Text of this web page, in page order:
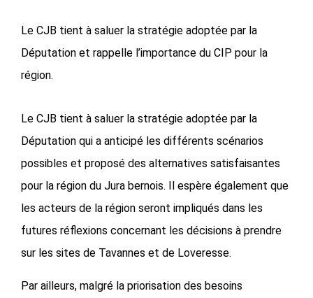
Le CJB tient à saluer la stratégie adoptée par la
Députation et rappelle l’importance du CIP pour la
région.
Le CJB tient à saluer la stratégie adoptée par la
Députation qui a anticipé les différents scénarios
possibles et proposé des alternatives satisfaisantes
pour la région du Jura bernois. Il espère également que
les acteurs de la région seront impliqués dans les
futures réflexions concernant les décisions à prendre
sur les sites de Tavannes et de Loveresse.
Par ailleurs, malgré la priorisation des besoins